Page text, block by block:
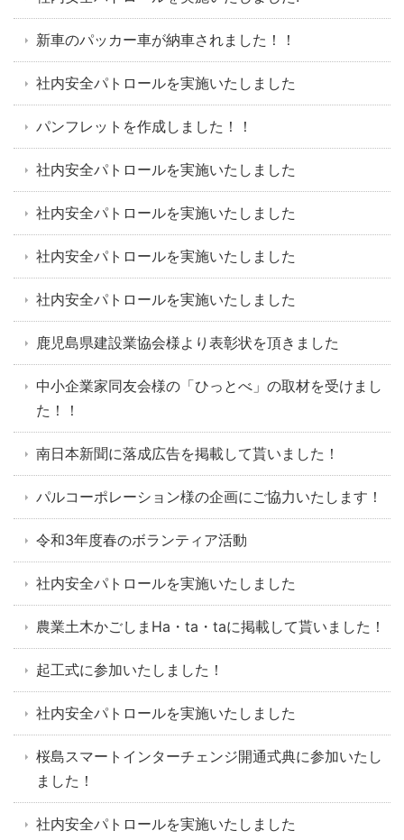
新車のパッカー車が納車されました！！
社内安全パトロールを実施いたしました
パンフレットを作成しました！！
社内安全パトロールを実施いたしました
社内安全パトロールを実施いたしました
社内安全パトロールを実施いたしました
社内安全パトロールを実施いたしました
鹿児島県建設業協会様より表彰状を頂きました
中小企業家同友会様の「ひっとべ」の取材を受けまし
た！！
南日本新聞に落成広告を掲載して貰いました！
パルコーポレーション様の企画にご協力いたします！
令和3年度春のボランティア活動
社内安全パトロールを実施いたしました
農業土木かごしまHa・ta・taに掲載して貰いました！
起工式に参加いたしました！
社内安全パトロールを実施いたしました
桜島スマートインターチェンジ開通式典に参加いたし
ました！
社内安全パトロールを実施いたしました